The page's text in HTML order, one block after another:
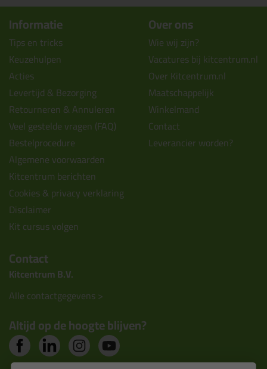
Informatie
Tips en tricks
Keuzehulpen
Acties
Levertijd & Bezorging
Retourneren & Annuleren
Veel gestelde vragen (FAQ)
Bestelprocedure
Algemene voorwaarden
Kitcentrum berichten
Cookies & privacy verklaring
Disclaimer
Kit cursus volgen
Over ons
Wie wij zijn?
Vacatures bij kitcentrum.nl
Over Kitcentrum.nl
Maatschappelijk
Winkelmand
Contact
Leverancier worden?
Contact
Kitcentrum B.V.
Alle contactgegevens >
Altijd op de hoogte blijven?